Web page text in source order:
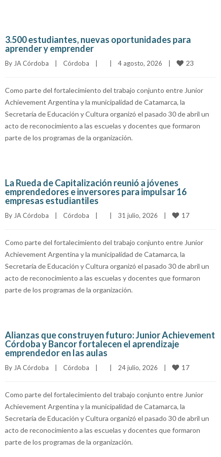
3.500 estudiantes, nuevas oportunidades para
aprender y emprender
By JA Córdoba Córdoba 4 agosto, 2026 23
Como parte del fortalecimiento del trabajo conjunto entre Junior
Achievement Argentina y la municipalidad de Catamarca, la
Secretaría de Educación y Cultura organizó el pasado 30 de abril un
acto de reconocimiento a las escuelas y docentes que formaron
parte de los programas de la organización.
La Rueda de Capitalización reunió a jóvenes
emprendedores e inversores para impulsar 16
empresas estudiantiles
By JA Córdoba Córdoba 31 julio, 2026 17
Como parte del fortalecimiento del trabajo conjunto entre Junior
Achievement Argentina y la municipalidad de Catamarca, la
Secretaría de Educación y Cultura organizó el pasado 30 de abril un
acto de reconocimiento a las escuelas y docentes que formaron
parte de los programas de la organización.
Alianzas que construyen futuro: Junior Achievement
Córdoba y Bancor fortalecen el aprendizaje
emprendedor en las aulas
By JA Córdoba Córdoba 24 julio, 2026 17
Como parte del fortalecimiento del trabajo conjunto entre Junior
Achievement Argentina y la municipalidad de Catamarca, la
Secretaría de Educación y Cultura organizó el pasado 30 de abril un
acto de reconocimiento a las escuelas y docentes que formaron
parte de los programas de la organización.